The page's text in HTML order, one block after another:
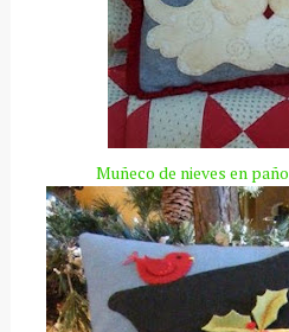
Muñeco de nieves en paño